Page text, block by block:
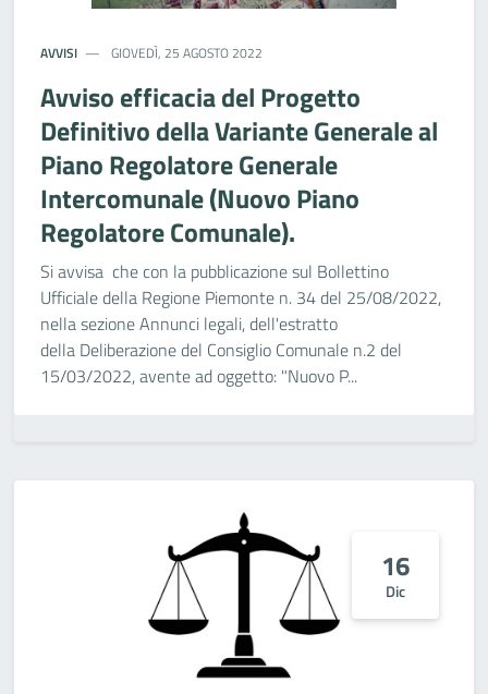
AVVISI GIOVEDÌ, 25 AGOSTO 2022
Avviso efficacia del Progetto
Definitivo della Variante Generale al
Piano Regolatore Generale
Intercomunale (Nuovo Piano
Regolatore Comunale).
Si avvisa che con la pubblicazione sul Bollettino
Ufficiale della Regione Piemonte n. 34 del 25/08/2022,
nella sezione Annunci legali, dell'estratto
della Deliberazione del Consiglio Comunale n.2 del
15/03/2022, avente ad oggetto: "Nuovo P...
16
Dic